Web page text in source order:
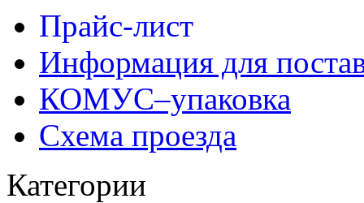
Прайс-лист
Информация для
КОМУС–упаковка
Схема проезда
Категории